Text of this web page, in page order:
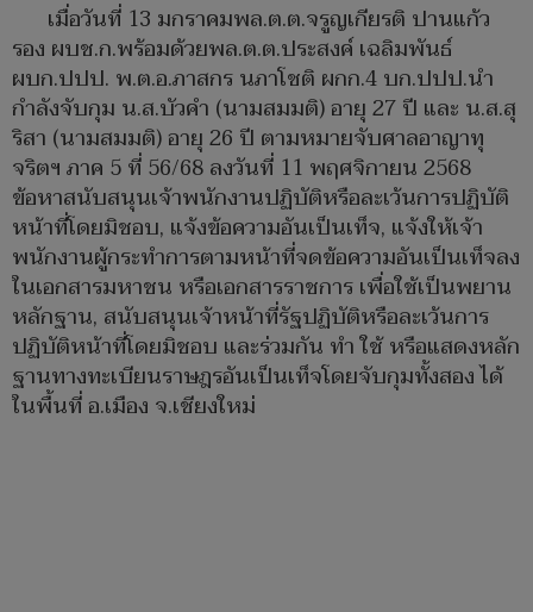
เมื่อวันที่ 13 มกราคมพล.ต.ต.จรูญเกียรติ ปานแก้ว
รอง ผบช.ก.พร้อมด้วยพล.ต.ต.ประสงค์ เฉลิมพันธ์
ผบก.ปปป. พ.ต.อ.ภาสกร นภาโชติ ผกก.4 บก.ปปป.นำ
กำลังจับกุม น.ส.บัวคำ (นามสมมติ) อายุ 27 ปี และ น.ส.สุ
ริสา (นามสมมติ) อายุ 26 ปี ตามหมายจับศาลอาญาทุ
จริตฯ ภาค 5 ที่ 56/68 ลงวันที่ 11 พฤศจิกายน 2568
ข้อหาสนับสนุนเจ้าพนักงานปฏิบัติหรือละเว้นการปฏิบัติ
หน้าที่โดยมิชอบ, แจ้งข้อความอันเป็นเท็จ, แจ้งให้เจ้า
พนักงานผู้กระทำการตามหน้าที่จดข้อความอันเป็นเท็จลง
ในเอกสารมหาชน หรือเอกสารราชการ เพื่อใช้เป็นพยาน
หลักฐาน, สนับสนุนเจ้าหน้าที่รัฐปฏิบัติหรือละเว้นการ
ปฏิบัติหน้าที่โดยมิชอบ และร่วมกัน ทำ ใช้ หรือแสดงหลัก
ฐานทางทะเบียนราษฎรอันเป็นเท็จโดยจับกุมทั้งสอง ได้
ในพื้นที่ อ.เมือง จ.เชียงใหม่